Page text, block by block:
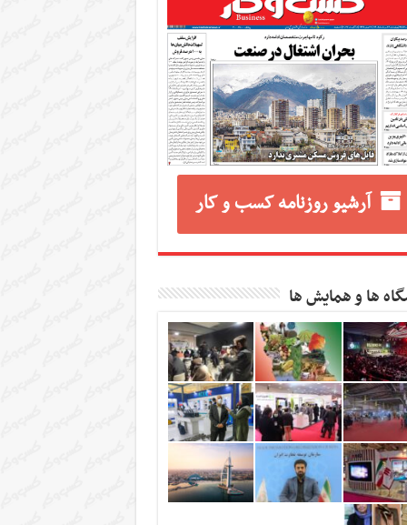
آرشیو روزنامه کسب و کار
ها و همایش ها